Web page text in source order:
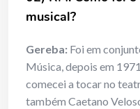
musical?
Gereba: Foi em
Música, depois em
comecei a tocar no
também Caetano